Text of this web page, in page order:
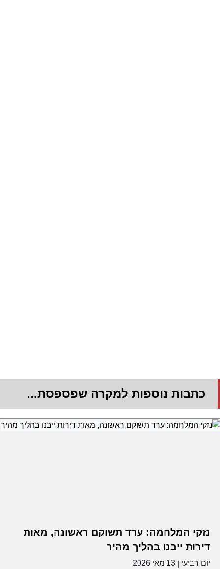
כתבות נוספות למקרה שפספסת...
נזקי המלחמה: ערד תשוקם ראשונה, מאות
דירות ייבנו בהליך מהיר
יום רביעי 13 מאי 2026